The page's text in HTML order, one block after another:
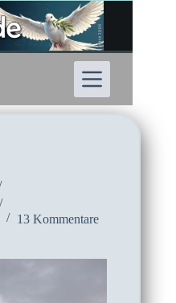
13 Kommentare